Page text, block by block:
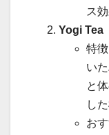
ス効
Yogi Tea
特
い
と
し
お